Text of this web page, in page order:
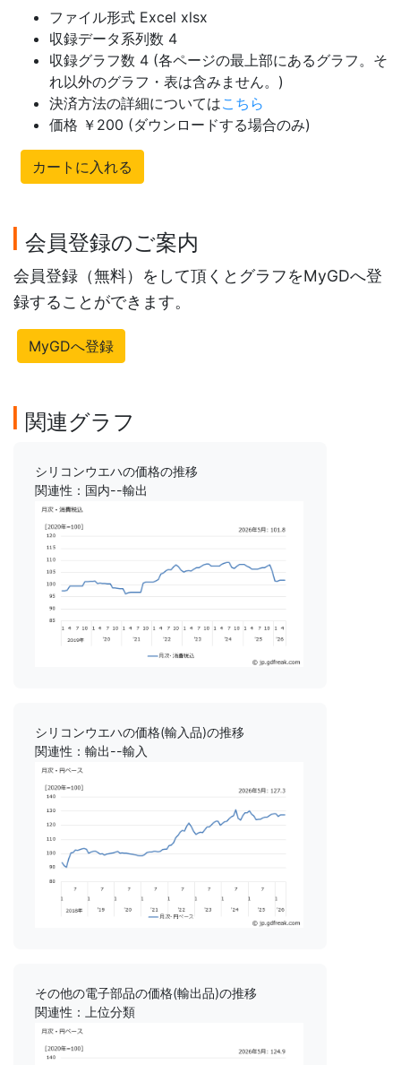
ファイル形式 Excel xlsx
収録データ系列数 4
収録グラフ数 4 (各ページの最上部にあるグラフ。そ
れ以外のグラフ・表は含みません。)
決済方法の詳細についてはこちら
価格 ￥200 (ダウンロードする場合のみ)
カートに入れる
会員登録のご案内
会員登録（無料）をして頂くとグラフをMyGDへ登
録することができます。
MyGDへ登録
関連グラフ
シリコンウエハの価格の推移
関連性：国内--輸出
シリコンウエハの価格(輸入品)の推移
関連性：輸出--輸入
その他の電子部品の価格(輸出品)の推移
関連性：上位分類